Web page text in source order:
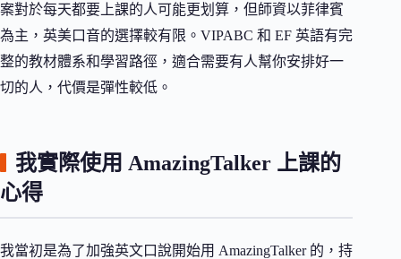
案對於每天都要上課的人可能更划算，但師資以菲律賓
為主，英美口音的選擇較有限。VIPABC 和 EF 英語有完
整的教材體系和學習路徑，適合需要有人幫你安排好一
切的人，代價是彈性較低。
我實際使用 AmazingTalker 上課的
心得
我當初是為了加強英文口說開始用 AmazingTalker 的，持